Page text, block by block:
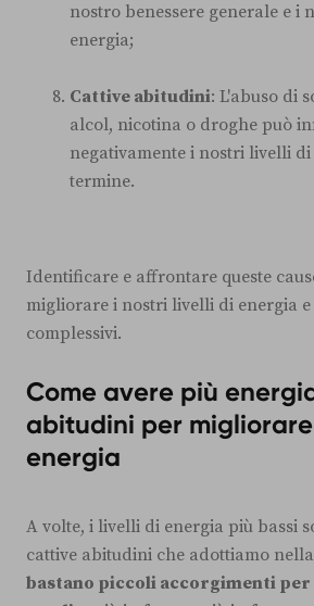
nostro benessere generale e i
energia;
Cattive abitudini: L'abuso di
alcol, nicotina o droghe può
negativamente i nostri livelli
termine.
Identificare e affrontare queste
migliorare i nostri livelli di energia
complessivi.
Come avere più
abitudini per
energia
A volte, i livelli di energia più bassi
cattive abitudini che adottiamo
bastano piccoli accorgimenti